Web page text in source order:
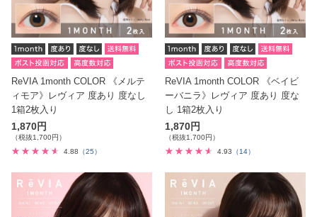
ReVIA 1month COLOR 《メルテ
ィモア》レヴィア 度あり 度なし
1箱2枚入り
1,870円
（税抜1,700円）
4.88 （25）
ReVIA 1month COLOR 《ベイビ
ーバニラ》レヴィア 度あり 度な
し 1箱2枚入り
1,870円
（税抜1,700円）
4.93
（14）